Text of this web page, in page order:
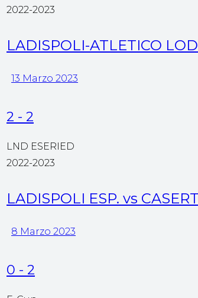
2022-2023
LADISPOLI-ATLETICO
13 Marzo 2023
2 - 2
LND ESERIED
2022-2023
LADISPOLI ESP. vs
8 Marzo 2023
0 - 2